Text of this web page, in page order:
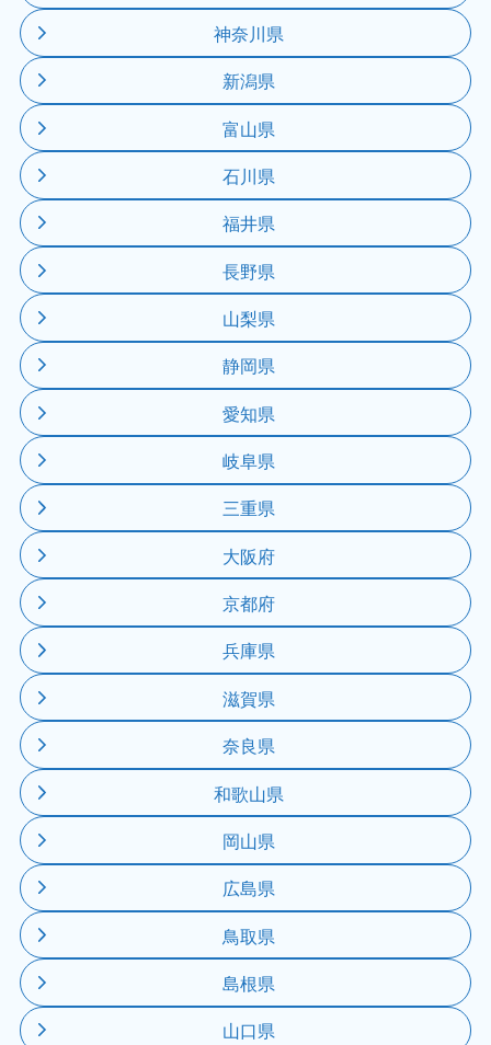
神奈川県
新潟県
富山県
石川県
福井県
長野県
山梨県
静岡県
愛知県
岐阜県
三重県
大阪府
京都府
兵庫県
滋賀県
奈良県
和歌山県
岡山県
広島県
鳥取県
島根県
山口県